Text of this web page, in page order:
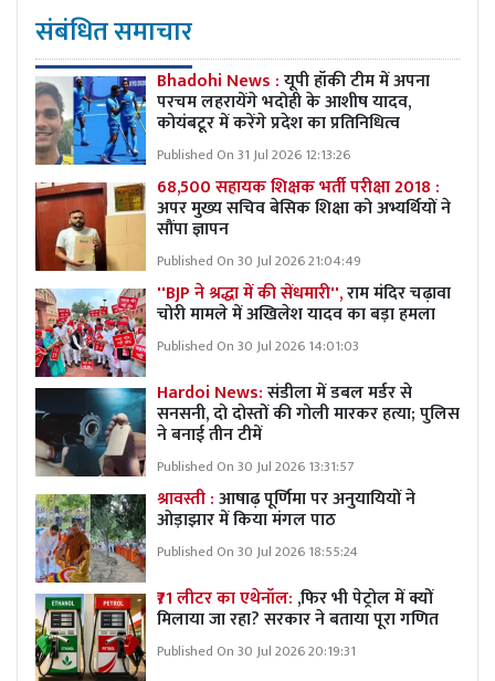
संबंधित समाचार
Bhadohi News :यूपी हॉकी टीम में अपना
परचम लहरायेंगे भदोही के आशीष यादव,
कोयंबटूर में करेंगे प्रदेश का प्रतिनिधित्व
Published On 31 Jul 2026 12:13:26
68,500 सहायक शिक्षक भर्ती परीक्षा 2018 :
अपर मुख्य सचिव बेसिक शिक्षा को अभ्यर्थियों ने
सौंपा ज्ञापन
Published On 30 Jul 2026 21:04:49
''BJP ने श्रद्धा में की सेंधमारी'',राम मंदिर चढ़ावा
चोरी मामले में अखिलेश यादव का बड़ा हमला
Published On 30 Jul 2026 14:01:03
Hardoi News:संडीला में डबल मर्डर से
सनसनी, दो दोस्तों की गोली मारकर हत्या; पुलिस
ने बनाई तीन टीमें
Published On 30 Jul 2026 13:31:57
श्रावस्ती :आषाढ़ पूर्णिमा पर अनुयायियों ने
ओड़ाझार में किया मंगल पाठ
Published On 30 Jul 2026 18:55:24
₹71 लीटर का एथेनॉल: ,फिर भी पेट्रोल में क्यों
मिलाया जा रहा? सरकार ने बताया पूरा गणित
Published On 30 Jul 2026 20:19:31